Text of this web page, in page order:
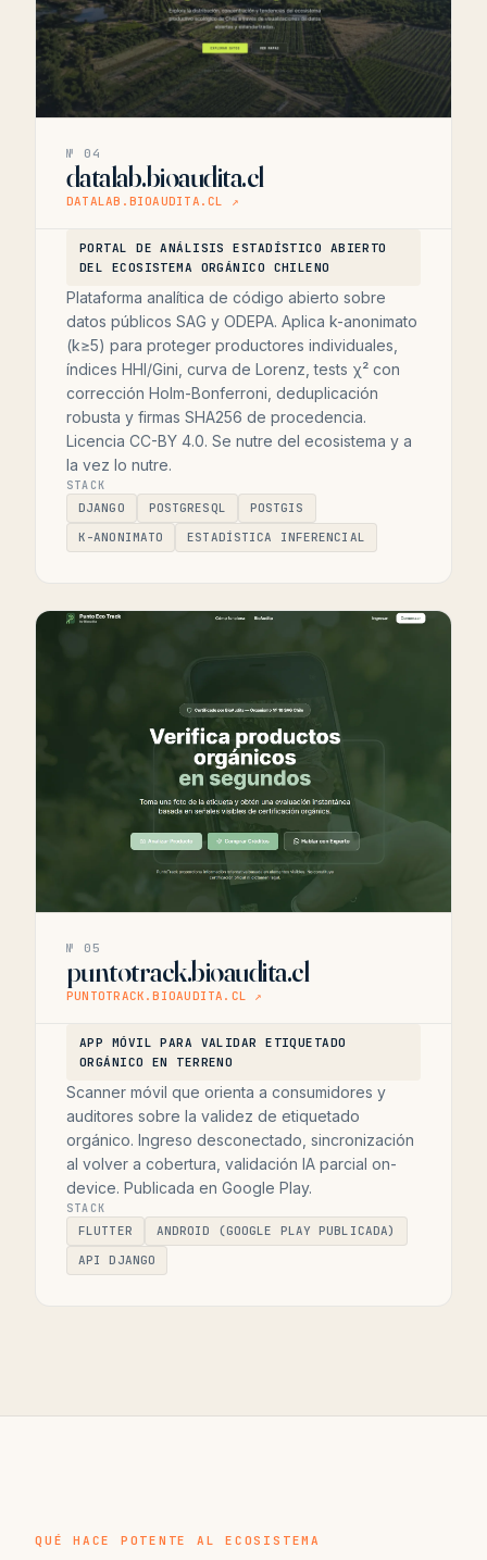
№ 04
datalab.bioaudita.cl
DATALAB.BIOAUDITA.CL ↗
PORTAL DE ANÁLISIS ESTADÍSTICO ABIERTO
DEL ECOSISTEMA ORGÁNICO CHILENO
Plataforma analítica de código abierto sobre
datos públicos SAG y ODEPA. Aplica k-anonimato
(k≥5) para proteger productores individuales,
índices HHI/Gini, curva de Lorenz, tests χ² con
corrección Holm-Bonferroni, deduplicación
robusta y firmas SHA256 de procedencia.
Licencia CC-BY 4.0. Se nutre del ecosistema y a
la vez lo nutre.
STACK
DJANGO POSTGRESQL
POSTGIS
K-ANONIMATO
ESTADÍSTICA INFERENCIAL
№ 05
puntotrack.bioaudita.cl
PUNTOTRACK.BIOAUDITA.CL ↗
APP MÓVIL PARA VALIDAR ETIQUETADO
ORGÁNICO EN TERRENO
Scanner móvil que orienta a consumidores y
auditores sobre la validez de etiquetado
orgánico. Ingreso desconectado, sincronización
al volver a cobertura, validación IA parcial on-
device. Publicada en Google Play.
STACK
FLUTTER
ANDROID (GOOGLE PLAY PUBLICADA)
API DJANGO
QUÉ HACE POTENTE AL ECOSISTEMA